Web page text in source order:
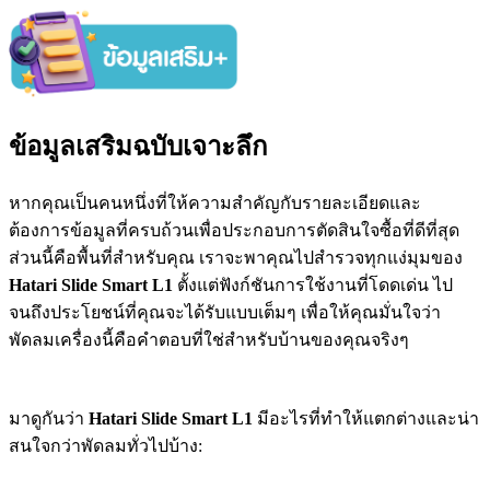
ข้อมูลเสริมฉบับเจาะลึก
หากคุณเป็นคนหนึ่งที่ให้ความสำคัญกับรายละเอียดและ
ต้องการข้อมูลที่ครบถ้วนเพื่อประกอบการตัดสินใจซื้อที่ดีที่สุด
ส่วนนี้คือพื้นที่สำหรับคุณ เราจะพาคุณไปสำรวจทุกแง่มุมของ
Hatari Slide Smart L1 ตั้งแต่ฟังก์ชันการใช้งานที่โดดเด่น ไป
จนถึงประโยชน์ที่คุณจะได้รับแบบเต็มๆ เพื่อให้คุณมั่นใจว่า
พัดลมเครื่องนี้คือคำตอบที่ใช่สำหรับบ้านของคุณจริงๆ
มาดูกันว่า Hatari Slide Smart L1 มีอะไรที่ทำให้แตกต่างและน่า
สนใจกว่าพัดลมทั่วไปบ้าง: